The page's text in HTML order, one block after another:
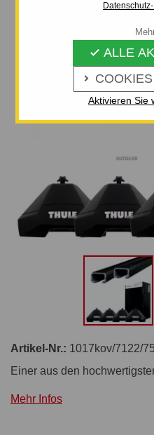

 ALLE
Aktivieren Sie
Artikel-Nr.: 1017kov/7122/
Einer aus den
Mehr Infos